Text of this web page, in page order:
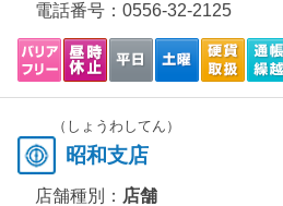
電話番号： 0556-32-2125
（しょうわしてん）
昭和支店
店舗種別： 店舗